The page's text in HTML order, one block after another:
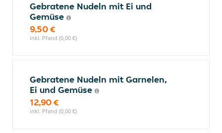
Gebratene Nudeln mit Ei und
Gemüse
9,50 €
inkl. Pfand (0,00 €)
Gebratene Nudeln mit Garnelen,
Ei und Gemüse
12,90 €
inkl. Pfand (0,00 €)